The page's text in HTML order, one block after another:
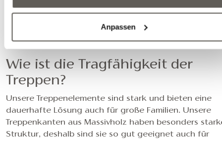
Anpassen
unserem Verarbeitungsbetrieb können wir ganz
besonderen Dimensionen wenden Sie sich bitte an
Kollegen.
Wie ist die Tragfähigkeit der
Treppen?
Unsere Treppenelemente sind stark und bieten eine
dauerhafte Lösung auch für große Familien. Unsere
Treppenkanten aus Massivholz haben besonders
Struktur, deshalb sind sie so gut geeignet auch für